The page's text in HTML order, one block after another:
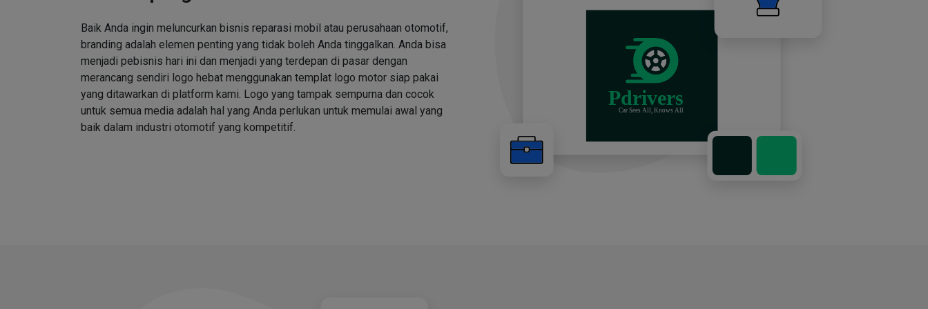
Baik Anda ingin meluncurkan bisnis reparasi mobil atau perusahaan otomotif,
branding adalah elemen penting yang tidak boleh Anda tinggalkan. Anda bisa
menjadi pebisnis hari ini dan menjadi yang terdepan di pasar dengan
merancang sendiri logo hebat menggunakan templat logo motor siap pakai
yang ditawarkan di platform kami. Logo yang tampak sempurna dan cocok
untuk semua media adalah hal yang Anda perlukan untuk memulai awal yang
baik dalam industri otomotif yang kompetitif.